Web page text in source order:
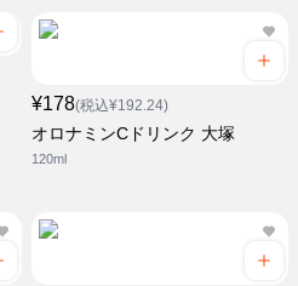
¥178(税込¥192.24)
オロナミンCドリンク 大塚
120ml